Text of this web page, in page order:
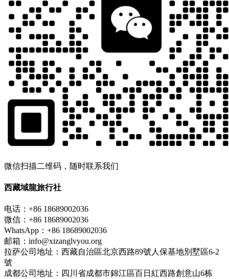
微信扫描二维码，随时联系我们
西藏域龍旅行社
电话：+86 18689002036
微信：+86 18689002036
WhatsApp：+86 18689002036
邮箱：info@xizanglvyou.org
拉萨公司地址：西藏自治區北京西路89號人保基地別墅區6-2
號
成都公司地址：四川省成都市錦江區百日紅西路創意山6栋